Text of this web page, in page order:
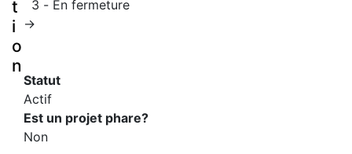
3 - En fermeture
→
Statut
Actif
Est un projet phare?
Non
t
i
o
n